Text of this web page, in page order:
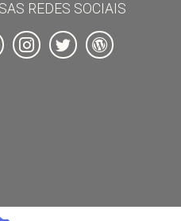
REDES SOCIAIS